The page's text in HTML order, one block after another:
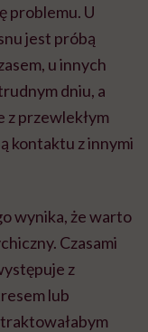
problemu. U
jest próbą
u innych
dniu, a
z przewlekłym
kontaktu z innymi
wynika, że warto
Czasami
z
lub